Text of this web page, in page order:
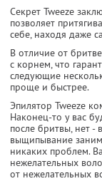
Секрет Tweeze
позволяет
себе, находя даже
В отличие от
с корнем, что
следующие
проще и быстрее.
Эпилятор Tweeze
Наконец-то у вас
после бритвы, нет -
выщипывание
никаких проблем.
нежелательных
от нежелательных